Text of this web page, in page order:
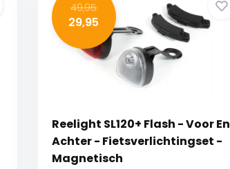
49,95
29,95
Reelight SL120+ Flash - Voor En
Achter - Fietsverlichtingset -
Magnetisch